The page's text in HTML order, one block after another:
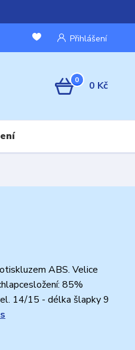
Přihlášení
0 0 Kč
ABS. Velice
85%
14/15 - délka šlapky 9